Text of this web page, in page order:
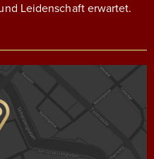
Leidenschaft erwartet.